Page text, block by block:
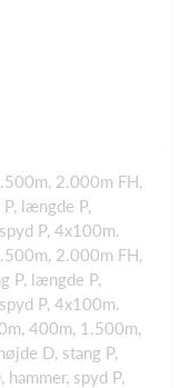
2.000m FH,
længde P,
P, 4x100m.
2.000m FH,
P, længde P,
P, 4x100m.
400m, 1.500m,
D, stang P,
spyd P,